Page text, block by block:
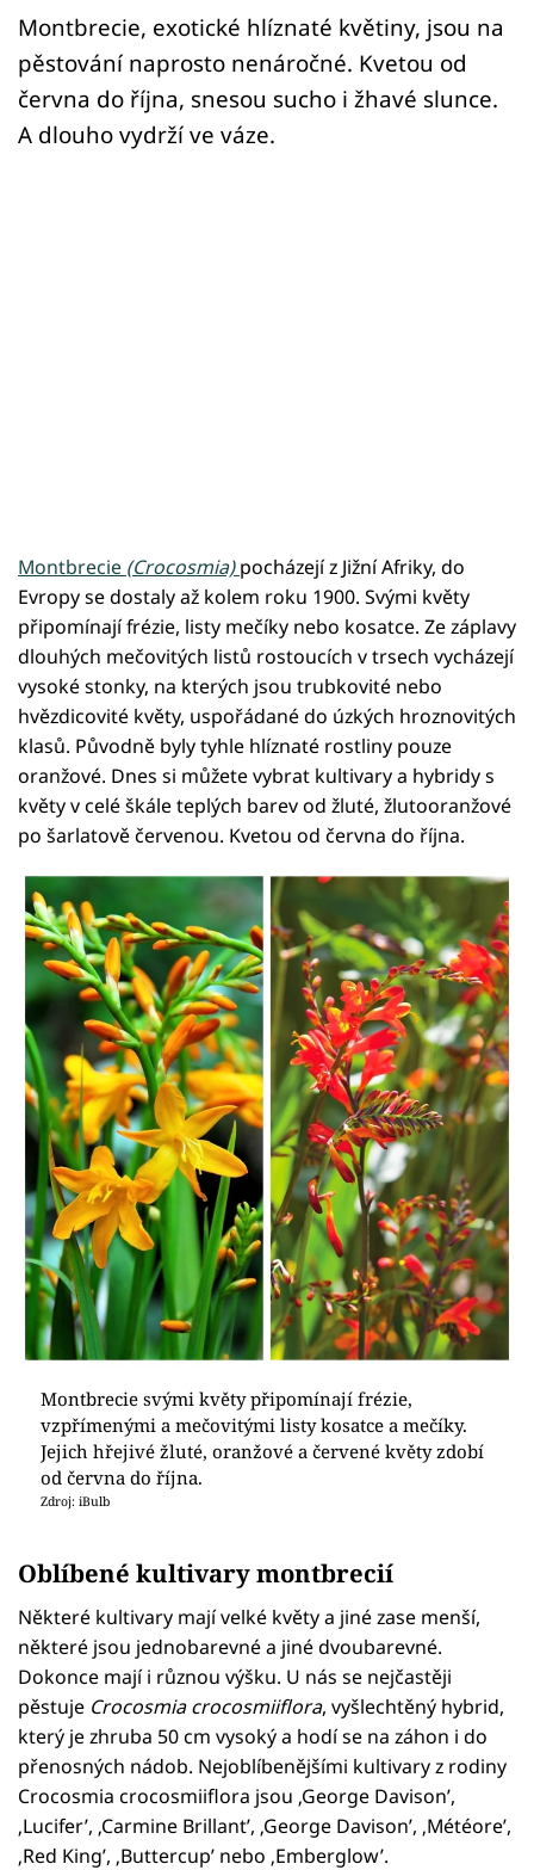
Montbrecie, exotické hlíznaté květiny, jsou na
pěstování naprosto nenáročné. Kvetou od
června do října, snesou sucho i žhavé slunce.
A dlouho vydrží ve váze.
Montbrecie (Crocosmia)pocházejí z Jižní Afriky, do
Evropy se dostaly až kolem roku 1900. Svými květy
připomínají frézie, listy mečíky nebo kosatce. Ze záplavy
dlouhých mečovitých listů rostoucích v trsech vycházejí
vysoké stonky, na kterých jsou trubkovité nebo
hvězdicovité květy, uspořádané do úzkých hroznovitých
klasů. Původně byly tyhle hlíznaté rostliny pouze
oranžové. Dnes si můžete vybrat kultivary a hybridy s
květy v celé škále teplých barev od žluté, žlutooranžové
po šarlatově červenou. Kvetou od června do října.
Montbrecie svými květy připomínají frézie,
vzpřímenými a mečovitými listy kosatce a mečíky.
Jejich hřejivé žluté, oranžové a červené květy zdobí
od června do října.
Zdroj: iBulb
Oblíbené kultivary montbrecií
Některé kultivary mají velké květy a jiné zase menší,
některé jsou jednobarevné a jiné dvoubarevné.
Dokonce mají i různou výšku. U nás se nejčastěji
pěstuje Crocosmia crocosmiiflora, vyšlechtěný hybrid,
který je zhruba 50 cm vysoký a hodí se na záhon i do
přenosných nádob. Nejoblíbenějšími kultivary z rodiny
Crocosmia crocosmiiflora jsou ‚George Davison’,
‚Lucifer’, ‚Carmine Brillant’, ‚George Davison’, ‚Météore’,
‚Red King’, ‚Buttercup’ nebo ‚Emberglow’.